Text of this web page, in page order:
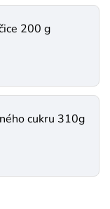
200 g
cukru 310g